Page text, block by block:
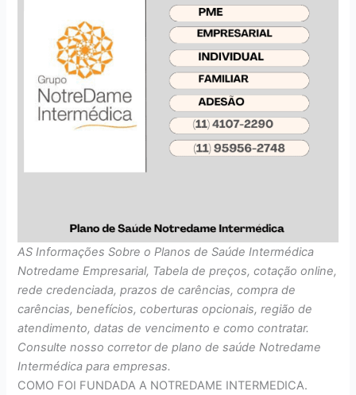
AS Informações Sobre o Planos de Saúde Intermédica
Notredame Empresarial, Tabela de preços, cotação online,
rede credenciada, prazos de carências, compra de
carências, benefícios, coberturas opcionais, região de
atendimento, datas de vencimento e como contratar.
Consulte nosso corretor de plano de saúde Notredame
Intermédica para empresas.
COMO FOI FUNDADA A NOTREDAME INTERMEDICA.